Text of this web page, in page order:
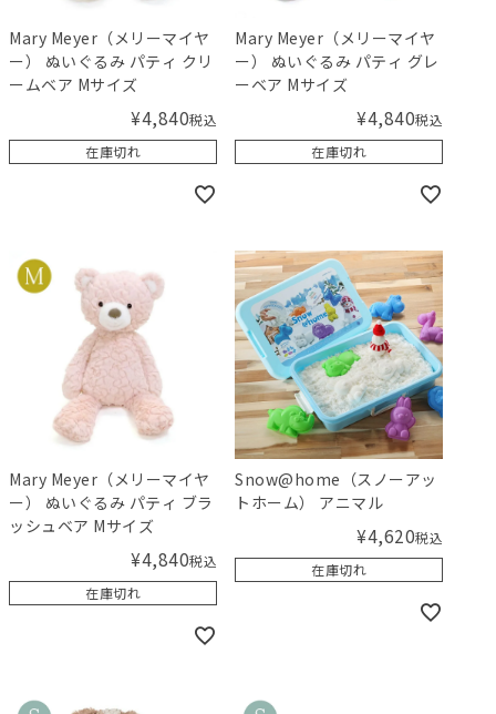
Mary Meyer（メリーマイヤ
ー） ぬいぐるみ パティ クリ
ームベア Mサイズ
¥4,840税込
在庫切れ
Mary Meyer（メリーマイヤ
ー） ぬいぐるみ パティ グレ
ーベア Mサイズ
¥4,840税込
在庫切れ
Mary Meyer（メリーマイヤ
ー） ぬいぐるみ パティ ブラ
ッシュベア Mサイズ
¥4,840税込
在庫切れ
Snow@home（スノーアッ
トホーム） アニマル
¥4,620税込
在庫切れ